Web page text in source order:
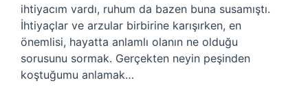
ihtiyacım vardı, ruhum da bazen buna susamıştı.
İhtiyaçlar ve arzular birbirine karışırken, en
önemlisi, hayatta anlamlı olanın ne olduğu
sorusunu sormak. Gerçekten neyin peşinden
koştuğumu anlamak…